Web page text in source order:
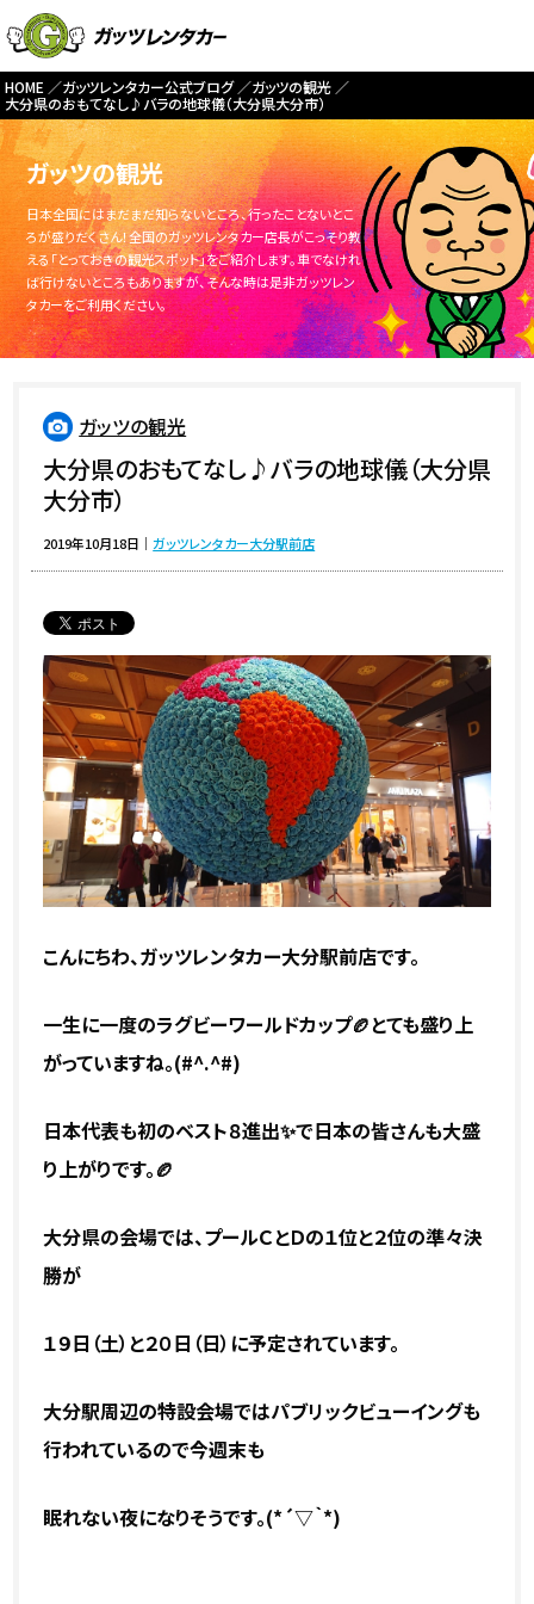
HOME ガッツレンタカー公式ブログ
ガッツの観光
大分県のおもてなし♪バラの地球儀（大分県大分市）
ガッツの観光
日本全国にはまだまだ知らないところ、行ったことないとこ
ろが盛りだくさん！全国のガッツレンタカー店長がこっそり教
える「とっておきの観光スポット」をご紹介します。車でなけれ
ば行けないところもありますが、そんな時は是非ガッツレン
タカーをご利用ください。
ガッツの観光
大分県のおもてなし♪バラの地球儀（大分県
大分市）
2019年10月18日 ｜ガッツレンタカー大分駅前店
こんにちわ、ガッツレンタカー大分駅前店です。
一生に一度のラグビーワールドカップ🏉とても盛り上
がっていますね。(#^.^#)
日本代表も初のベスト８進出✨で日本の皆さんも大盛
り上がりです。🏉
大分県の会場では、プールＣとＤの１位と２位の準々決
勝が
１９日（土）と２０日（日）に予定されています。
大分駅周辺の特設会場ではパブリックビューイングも
行われているので今週末も
眠れない夜になりそうです。(*´▽｀*)